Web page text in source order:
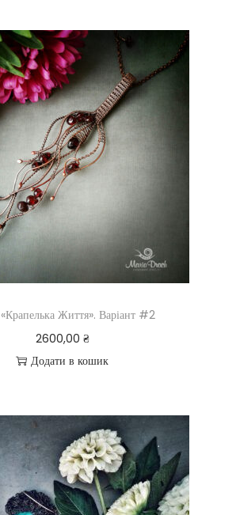
Життя». Варіант #2
2600,00 ₴
Додати в кошик